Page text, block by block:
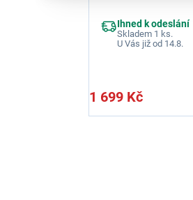
Ihned k odeslání
Skladem 1 ks.
U Vás již od 14.8.
1 699 Kč